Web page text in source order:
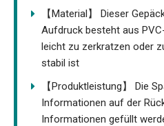
【Material】 Dieser
Aufdruck besteht aus
leicht zu zerkratzen oder
stabil ist
【Produktleistung】 Die
Informationen auf der
Informationen gefüllt